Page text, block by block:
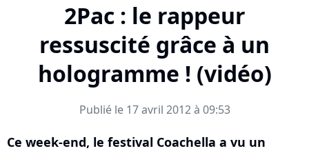
2Pac : le rappeur
ressuscité grâce à un
hologramme ! (vidéo)
Publié le 17 avril 2012 à 09:53
Ce week-end, le festival Coachella a vu un